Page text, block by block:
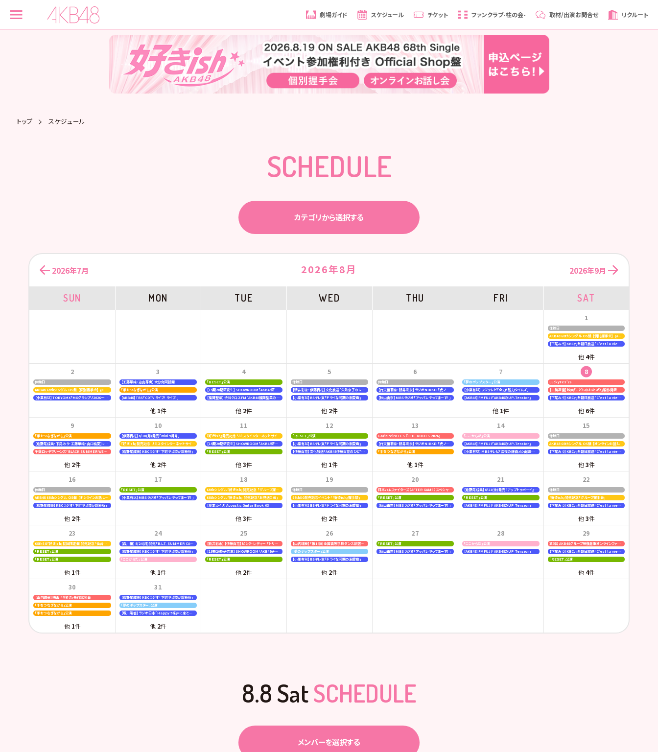
劇場ガイド スケジュール チケット ファンクラブ-柱の会- 取材/出演お問合せ リクルート
トップ スケジュール
SCHEDULE
カテゴリから選択する
2026年8月
2026年7月 2026年9月
SUN MON TUE WED THU FRI SAT
休館日
AKB48 68thシングル OS盤 【個別握手会】 @パシフィコ横浜
【下尾みう】KBC九州朝日放送「C'est la vie〜いのちの声を伝えたい〜」
他 4件
1
休館日
AKB48 68thシングル OS盤 【個別握手会】 @パシフィコ横浜
【小栗有以】TOKYOMX「MXグランプリ2026～異端芸人決定戦～」
2
【工藤華純・迫由芽実】大分合同新聞
「手をつなぎながら」公演
【AKB48】TBS「CDTV ライブ! ライブ!」
他 1件
3
「ＲＥＳＥＴ」公演
【19期20期研究生】SHOWROOM「AKB48研究生パレット 〜多彩な魅力をお届け〜」
【福岡聖菜】渋谷クロスFM「AKB48福岡聖菜の あなたに福を届けますらじお☆」
他 2件
4
休館日
【新井彩永・伊藤百花】文化放送「矢吹奈子のレコメン！」
【小栗有以】BSテレ東「ドライな同期の溺愛癖」
他 2件
5
休館日
【行天優莉奈・新井彩永】ラジオNIKKEI「虎ノ門 トレンド経済研究所」
【秋山由奈】MBSラジオ「アッパレやってまーす！」
6
「夢のポップスター」公演
【小栗有以】フジテレビ「全力！脱力タイムズ」
【AKB48】FMFUJI「AKB48のUP-Tension」
他 1件
7
LuckyFes’26
【正鋳真優】映画「こどものおたより」製作発表
【下尾みう】KBC九州朝日放送「C'est la vie〜いのちの声を伝えたい〜」
他 6件
8
「手をつなぎながら」公演
【倉野尾成美・下尾みう・工藤華純・山口結愛】LOVE FM「AKB48九州放送部！」
千葉ロッテマリーンズ「BLACK SUMMER WEEK supported by クーリッシュ」
他 2件
9
【伊藤百花】8/10(月)発売「mini 9月号」
『好きish』発売記念 リミスタインターネットサイン会
【倉野尾成美】KBCラジオ「下町やぶさか診療所」
他 2件
10
『好きish』発売記念 リミスタインターネットサイン会
【19期20期研究生】SHOWROOM「AKB48研究生パレット 〜多彩な魅力をお届け〜」
「ＲＥＳＥＴ」公演
他3件
11
「ＲＥＳＥＴ」公演
【小栗有以】BSテレ東「ドライな同期の溺愛癖」
【伊藤百花】文化放送「AKB48伊藤百花のひと“花”咲かせたいっ！」
他 1件
12
GarinPeiro FES 『THE ROOTS 2026』
【行天優莉奈・新井彩永】ラジオNIKKEI「虎ノ門 トレンド経済研究所」
「手をつなぎながら」公演
他 1件
13
「ここからだ」公演
【AKB48】FMFUJI「AKB48のUP-Tension」
【小栗有以】MBSテレビ「深夜の爆食メシ配達員ジャンボ」
14
休館日
AKB48 68thシングル OS盤 【オンラインお話し会】
【下尾みう】KBC九州朝日放送「C'est la vie〜いのちの声を伝えたい〜」
他3件
15
休館日
AKB48 68thシングル OS盤 【オンラインお話し会】
【倉野尾成美】KBCラジオ「下町やぶさか診療所」
他 2件
16
「ＲＥＳＥＴ」公演
【小栗有以】MBSラジオ「アッパレやってまーす！」
17
68thシングル『好きish』発売記念 「グループ握手会」
68thシングル『好きish』 発売記念「お見送り会」
【奥本カイリ】Acoustic Guitar Book 63
他3件
18
休館日
68thSG発売記念イベント「『好きish』握手祭」
【小栗有以】BSテレ東「ドライな同期の溺愛癖」
他 2件
19
日本ハムファイターズ〈AFTER GAME〉スペシャルライブ
「ＲＥＳＥＴ」公演
【秋山由奈】MBSラジオ「アッパレやってまーす！」
20
【倉野尾成美】8/21(金)発売『アップトゥボーイ』連載なるティットコレクション
「ＲＥＳＥＴ」公演
【AKB48】FMFUJI「AKB48のUP-Tension」
21
休館日
『好きish』発売記念「グループ握手会」
【下尾みう】KBC九州朝日放送「C'est la vie〜いのちの声を伝えたい〜」
他3件
22
68thSG『好きish』初回限定盤 発売記念「仙台握手会」
「ＲＥＳＥＴ」公演
「ＲＥＳＥＴ」公演
他 1件
23
【森川優】8/24(月)発売「B.L.T. SUMMER CANDY 2026」
【倉野尾成美】KBCラジオ「下町やぶさか診療所」
「ここからだ」公演
他 1件
24
【新井彩永】【伊藤百花】ピンク・レディー 「トリビュートコンサート」
【19期20期研究生】SHOWROOM「AKB48研究生パレット 〜多彩な魅力をお届け〜」
「ＲＥＳＥＴ」公演
他 2件
25
【山内瑞葵】「第14回 全国高等学校ダンス部選手権」
「夢のポップスター」公演
【小栗有以】BSテレ東「ドライな同期の溺愛癖」
他 2件
26
「ＲＥＳＥＴ」公演
【秋山由奈】MBSラジオ「アッパレやってまーす！」
27
「ここからだ」公演
【AKB48】FMFUJI「AKB48のUP-Tension」
28
第5回 AKB48グループ映像倉庫オンラインファンミーティング
【下尾みう】KBC九州朝日放送「C'est la vie〜いのちの声を伝えたい〜」
「ＲＥＳＥＴ」公演
他 4件
29
【山内瑞葵】映画 『キオク』先行試写会
「手をつなぎながら」公演
「手をつなぎながら」公演
他 1件
30
【倉野尾成美】KBCラジオ「下町やぶさか診療所」
「夢のポップスター」公演
【坂川陽香】ラジオ日本「Happy!!福井に来とっけの～」
他 2件
31
8.8 SatSCHEDULE
メンバーを選択する